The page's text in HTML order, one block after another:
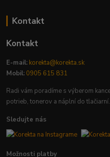
Kontakt
Kontakt
E-mail: korekta@korekta.sk
Mobil: 0905 615 831
Radi vám poradíme s výberom
potrieb, tonerov a náplní do tlačiarní.
Sledujte nás
Možnosti platby